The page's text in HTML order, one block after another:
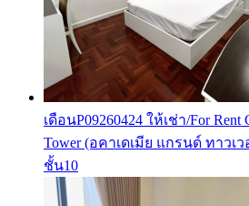
เดือนP09260424 ให้เช่า/For Rent
Tower (อคาเดเมีย แกรนด์ ทาวเ
ชั้น10